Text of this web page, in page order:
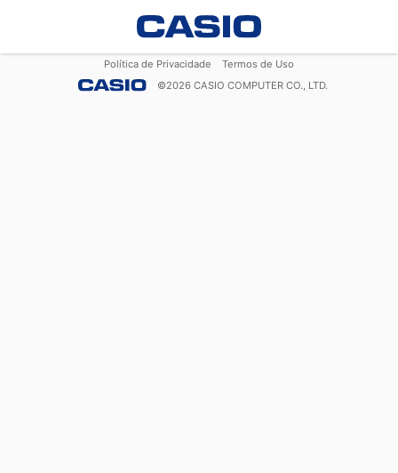
Política de Privacidade
Termos de Uso
©2026 CASIO COMPUTER CO., LTD.